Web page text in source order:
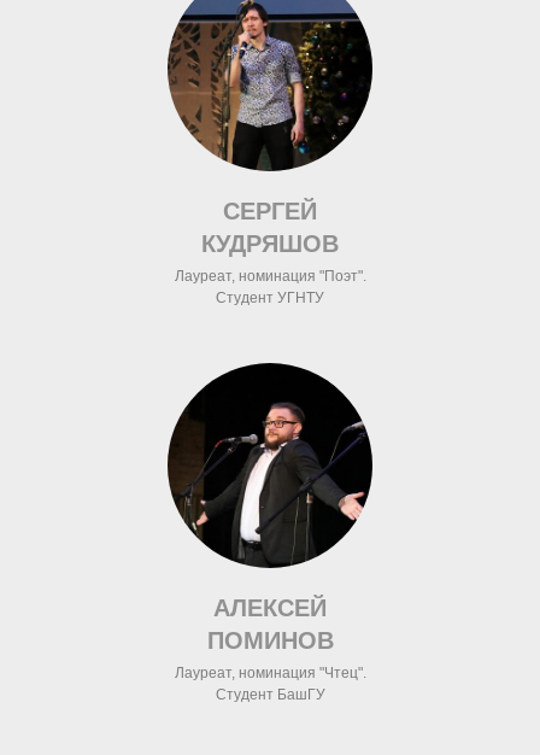
СЕРГЕЙ
КУДРЯШОВ
Лауреат, номинация "Поэт".
Студент УГНТУ
АЛЕКСЕЙ
ПОМИНОВ
Лауреат, номинация "Чтец".
Студент БашГУ